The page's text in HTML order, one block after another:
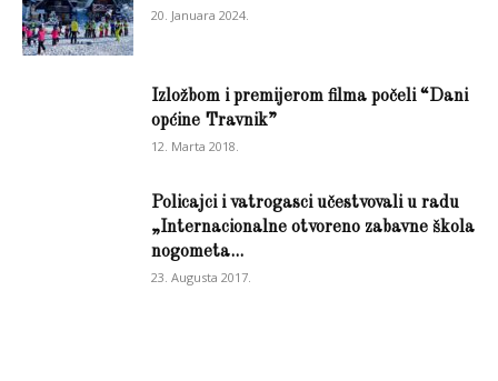
20. Januara 2024.
Izložbom i premijerom filma počeli “Dani
općine Travnik”
12. Marta 2018.
Policajci i vatrogasci učestvovali u radu
„Internacionalne otvoreno zabavne škola
nogometa...
23. Augusta 2017.